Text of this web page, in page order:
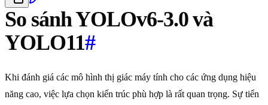
So sánh YOLOv6-3.0 và
YOLO11#
Khi đánh giá các mô hình thị giác máy tính cho các ứng dụng hiệu
năng cao, việc lựa chọn kiến trúc phù hợp là rất quan trọng. Sự tiến